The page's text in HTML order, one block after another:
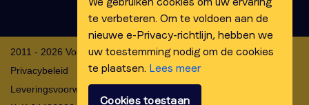
2011 - 2026 Voicebooking.com BV
Privacybeleid
Leveringsvoorwaarden
te verbeteren. Om te voldoen aan de
nieuwe e-Privacy-richtlijn, hebben we
uw toestemming nodig om de cookies
te plaatsen. Lees meer
Cookies toestaan